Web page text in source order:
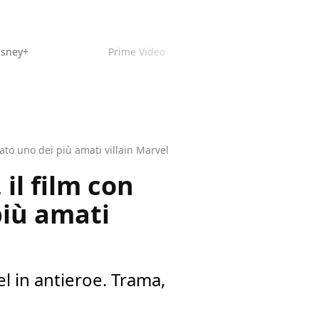
Prime Video
uno dei più amati villain Marvel
il film con
amati
in antieroe. Trama,